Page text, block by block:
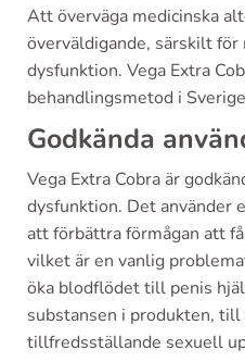
Att överväga medicinska
överväldigande, särskilt
dysfunktion. Vega Extra
behandlingsmetod i
Godkända
Vega Extra Cobra är
dysfunktion. Det använder
att förbättra förmågan att
vilket är en vanlig
öka blodflödet till penis
substansen i produkten, till
tillfredsställande sexuell